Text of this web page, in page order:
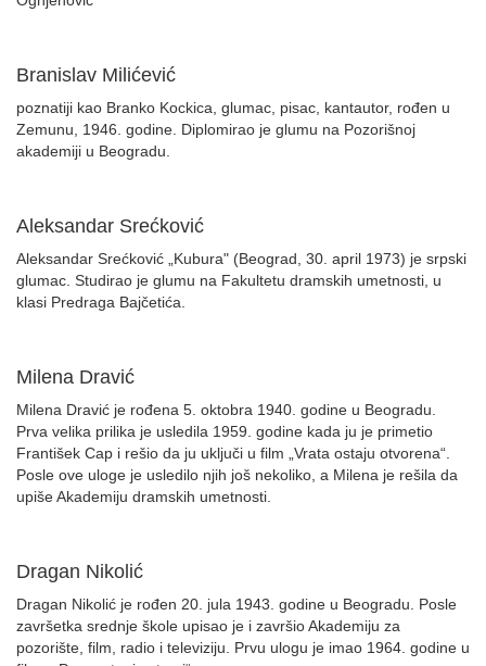
Branislav Milićević
poznatiji kao Branko Kockica, glumac, pisac, kantautor, rođen u
Zemunu, 1946. godine. Diplomirao je glumu na Pozorišnoj
akademiji u Beogradu.
Aleksandar Srećković
Aleksandar Srećković „Kubura" (Beograd, 30. april 1973) je srpski
glumac. Studirao je glumu na Fakultetu dramskih umetnosti, u
klasi Predraga Bajčetića.
Milena Dravić
Milena Dravić je rođena 5. oktobra 1940. godine u Beogradu.
Prva velika prilika je usledila 1959. godine kada ju je primetio
František Cap i rešio da ju uključi u film „Vrata ostaju otvorena“.
Posle ove uloge je usledilo njih još nekoliko, a Milena je rešila da
upiše Akademiju dramskih umetnosti.
Dragan Nikolić
Dragan Nikolić je rođen 20. jula 1943. godine u Beogradu. Posle
završetka srednje škole upisao je i završio Akademiju za
pozorište, film, radio i televiziju. Prvu ulogu je imao 1964. godine u